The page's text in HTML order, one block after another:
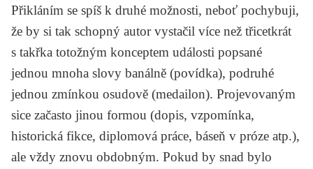
Přikláním se spíš k druhé možnosti, neboť pochybuji,
že by si tak schopný autor vystačil více než třicetkrát
s takřka totožným konceptem události popsané
jednou mnoha slovy banálně (povídka), podruhé
jednou zmínkou osudově (medailon). Projevovaným
sice začasto jinou formou (dopis, vzpomínka,
historická fikce, diplomová práce, báseň v próze atp.),
ale vždy znovu obdobným. Pokud by snad bylo